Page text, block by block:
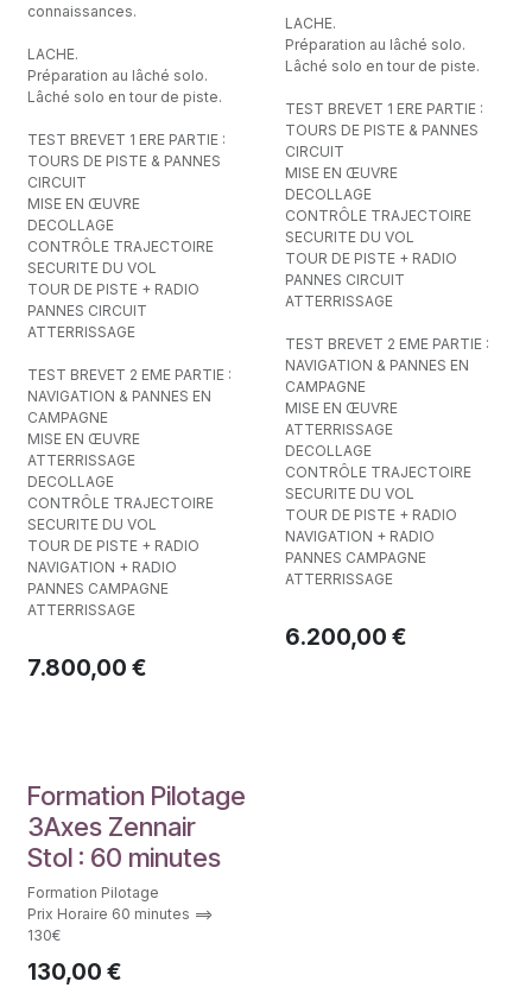
connaissances.
LACHE.
Préparation au lâché solo.
Lâché solo en tour de piste.
TEST BREVET 1 ERE PARTIE :
TOURS DE PISTE & PANNES
CIRCUIT
MISE EN ŒUVRE
DECOLLAGE
CONTRÔLE TRAJECTOIRE
SECURITE DU VOL
TOUR DE PISTE + RADIO
PANNES CIRCUIT
ATTERRISSAGE
TEST BREVET 2 EME PARTIE :
NAVIGATION & PANNES EN
CAMPAGNE
MISE EN ŒUVRE
ATTERRISSAGE
DECOLLAGE
CONTRÔLE TRAJECTOIRE
SECURITE DU VOL
TOUR DE PISTE + RADIO
NAVIGATION + RADIO
PANNES CAMPAGNE
ATTERRISSAGE
7.800,00 €
LACHE.
Préparation au lâché solo.
Lâché solo en tour de piste.
TEST BREVET 1 ERE PARTIE :
TOURS DE PISTE & PANNES
CIRCUIT
MISE EN ŒUVRE
DECOLLAGE
CONTRÔLE TRAJECTOIRE
SECURITE DU VOL
TOUR DE PISTE + RADIO
PANNES CIRCUIT
ATTERRISSAGE
TEST BREVET 2 EME PARTIE :
NAVIGATION & PANNES EN
CAMPAGNE
MISE EN ŒUVRE
ATTERRISSAGE
DECOLLAGE
CONTRÔLE TRAJECTOIRE
SECURITE DU VOL
TOUR DE PISTE + RADIO
NAVIGATION + RADIO
PANNES CAMPAGNE
ATTERRISSAGE
6.200,00 €
Fomation Pilote
Formation Pilotage
3Axes Zennair
Stol : 60 minutes
Formation Pilotage
Prix Horaire 60 minutes ==>
130€
130,00 €